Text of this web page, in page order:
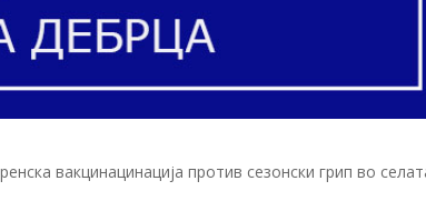
вакцинацинација против сезонски грип во